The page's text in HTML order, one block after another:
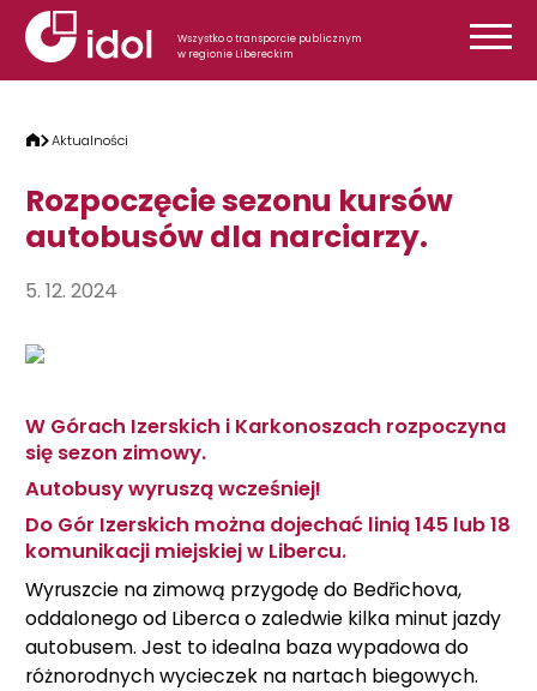
Przejdź do treści
Wszystko o transporcie publicznym
w regionie Libereckim
Aktualności
Rozpoczęcie sezonu kursów
autobusów dla narciarzy.
5. 12. 2024
W Górach Izerskich i Karkonoszach rozpoczyna
się sezon zimowy.
Autobusy wyruszą wcześniej!
Do Gór Izerskich można dojechać linią 145 lub 18
komunikacji miejskiej w Libercu.
Wyruszcie na zimową przygodę do Bedřichova,
oddalonego od Liberca o zaledwie kilka minut jazdy
autobusem. Jest to idealna baza wypadowa do
różnorodnych wycieczek na nartach biegowych.